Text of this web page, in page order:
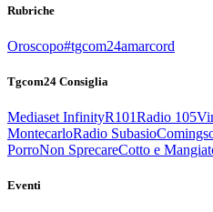
Rubriche
Oroscopo#tgcom24amarcord
Tgcom24 Consiglia
Mediaset InfinityR101Radio 105
MontecarloRadio Subasio
PorroNon SprecareCotto e
Eventi